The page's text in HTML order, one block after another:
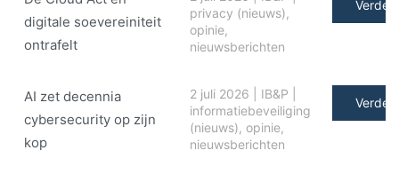
digitale soe­ve­rei­ni­teit
ontrafelt
privacy (nieuws),
opinie,
nieuwsberichten
Verder
AI zet decennia
cybersecurity op zijn
kop
2 juli 2026 IB&P
informatiebeveiliging
(nieuws), opinie,
nieuwsberichten
Verder